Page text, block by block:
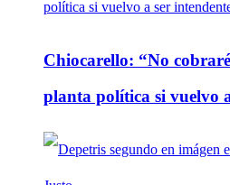
Chiocarello: “No
planta política si vuelvo